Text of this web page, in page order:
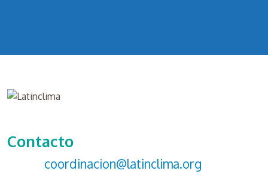
Contacto
coordinacion@latinclima.org